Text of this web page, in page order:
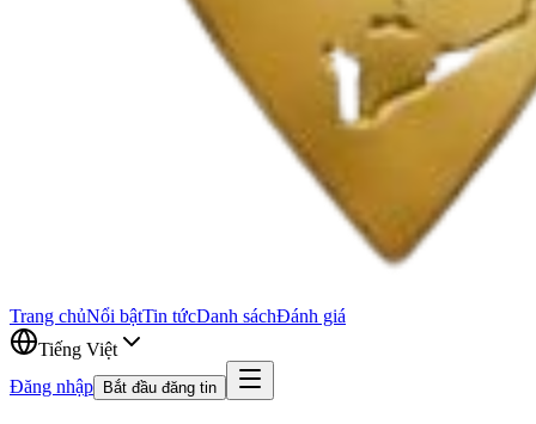
Trang chủNổi bậtTin tứcDanh sáchĐánh giá
Tiếng Việt
Đăng nhập
Bắt đầu đăng tin